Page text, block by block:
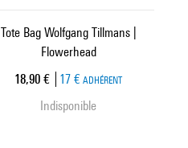
Tote Bag Wolfgang Tillmans |
Flowerhead
Prix ​​actuel
18,90 € 17 € ADHÉRENT
Indisponible